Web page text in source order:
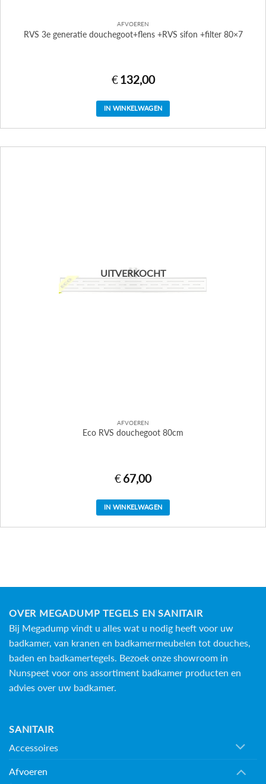
AFVOEREN
RVS 3e generatie douchegoot+flens +RVS sifon +filter 80×7
€ 132,00
IN WINKELWAGEN
UITVERKOCHT
AFVOEREN
Eco RVS douchegoot 80cm
€67,00
IN WINKELWAGEN
OVER MEGADUMP TEGELS EN SANITAIR
Bij Megadump vindt u alles wat u nodig heeft voor uw
badkamer, van kranen en badkamermeubelen tot douches,
baden en badkamertegels . Bezoek onze showroom in
Nunspeet voor ons assortiment badkamer producten en
advies over uw badkamer.
SANITAIR
Accessoires
Afvoeren